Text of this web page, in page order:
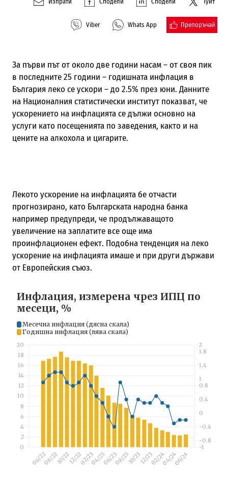
Viber Whats App Препоръчай
За първи път от около две години насам – от своя пик
в последните 25 години – годишната инфлация в
България леко се ускори – до 2.5% през юни. Данните
на Националния статистически институт показват, че
ускорението на инфлацията се дължи основно на
услуги като посещенията по заведения, както и на
цените на алкохола и цигарите.
Лекото ускорение на инфлацията бе отчасти
прогнозирано, като Българската народна банка
например предупреди, че продължаващото
увеличение на заплатите все още има
проинфлационен ефект. Подобна тенденция на леко
ускорение на инфлацията имаше и при други държави
от Европейския съюз.